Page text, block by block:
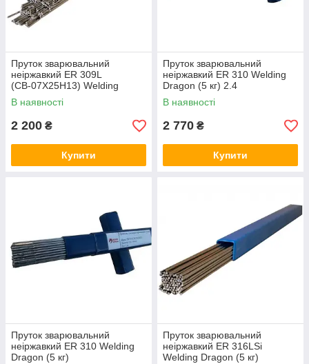
Пруток зварювальний
неіржавкий ER 309L
(СВ-07Х25Н13) Welding
Dragon (5 кг) 2.4
В наявності
2 200 ₴
Купити
Пруток зварювальний
неіржавкий ER 310 Welding
Dragon (5 кг) 2.4
В наявності
2 770 ₴
Купити
Пруток зварювальний
неіржавкий ER 310 Welding
Dragon (5 кг)
Пруток зварювальний
неіржавкий ER 316LSi
Welding Dragon (5 кг)